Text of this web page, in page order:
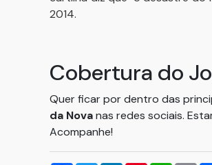
2014.
Cobertura do
Quer ficar por dentro das
da Novanas redes sociais.
Acompanhe!